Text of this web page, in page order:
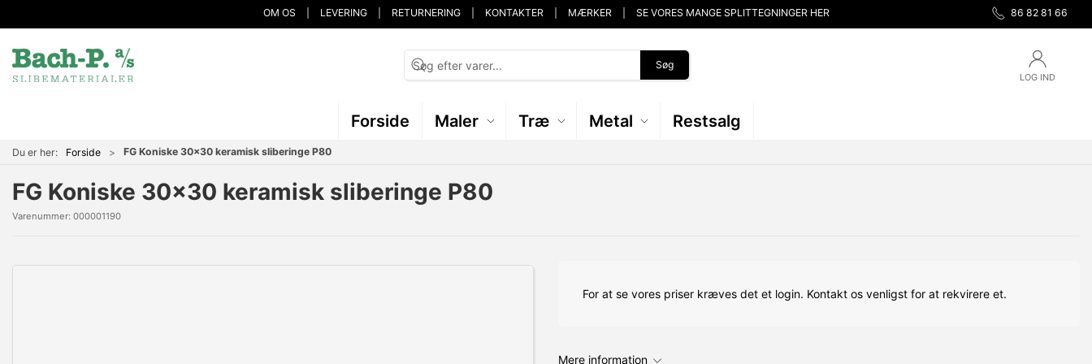
OM OS LEVERING RETURNERING KONTAKTER MÆRKER SE VORES MANGE SPLITTEGNINGER HER 86 82 81 66
Søg
LOG IND
Forside Maler Træ Metal Restsalg
Du er her: Forside FG Koniske 30x30 keramisk sliberinge P80
FG Koniske 30x30 keramisk sliberinge P80
Varenummer: 000001190
For at se vores priser kræves det et login. Kontakt os venligst for at rekvirere et.
Mere information